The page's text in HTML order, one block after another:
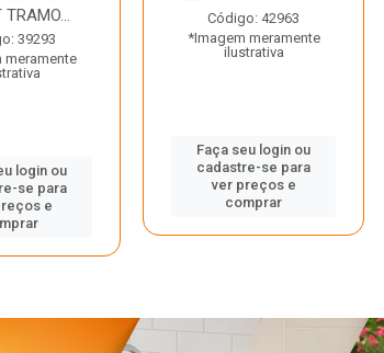
39293
meramente
login ou
se para
e
Código: 42963
*Imagem meramente
ilustrativa
Faça seu login ou
cadastre-se para
ver preços e
comprar